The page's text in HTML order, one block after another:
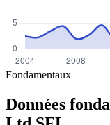
Fondamentaux
Données